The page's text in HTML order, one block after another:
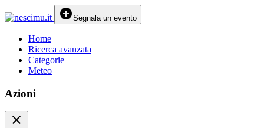
add_circleSegnala un evento
Home
Ricerca avanzata
Categorie
Meteo
Azioni
close